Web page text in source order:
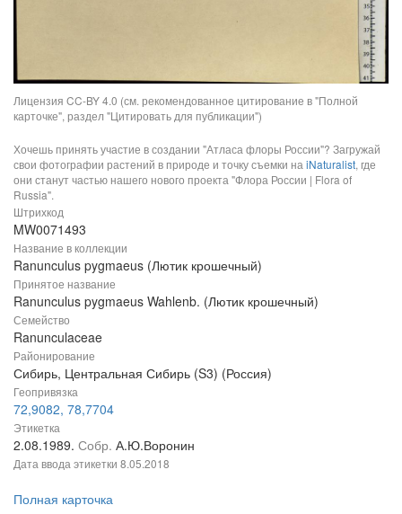
Лицензия CC-BY 4.0 (см. рекомендованное цитирование в "Полной
карточке", раздел "Цитировать для публикации")
Хочешь принять участие в создании "Атласа флоры России"? Загружай
свои фотографии растений в природе и точку съемки на iNaturalist, где
они станут частью нашего нового проекта "Флора России | Flora of
Russia".
Штрихкод
MW0071493
Название в коллекции
Ranunculus pygmaeus (Лютик крошечный)
Принятое название
Ranunculus pygmaeus Wahlenb. (Лютик крошечный)
Семейство
Ranunculaceae
Районирование
Сибирь, Центральная Сибирь (S3) (Россия)
Геопривязка
72,9082, 78,7704
Этикетка
2.08.1989. Собр. А.Ю.Воронин
Дата ввода этикетки 8.05.2018
Полная карточка